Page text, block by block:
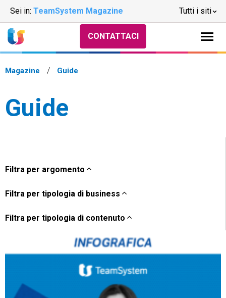
Sei in: TeamSystem Magazine Tutti i siti
CRM
CONTATTACI
Magazine Guide
Guide
Filtra per argomento
Filtra per tipologia di business
Filtra per tipologia di contenuto